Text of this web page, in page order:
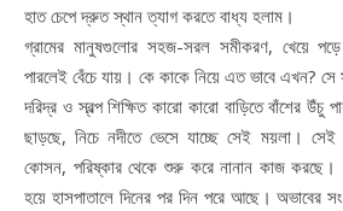
হাত চেপে দ্রুত স্থান ত্যাগ করতে বাধ্য হলাম।
গ্রামের মানুষগুলোর সহজ-সরল সমীকরণ, খেয়ে
পারলেই বেঁচে যায়। কে কাকে নিয়ে এত ভাবে এখন?
দরিদ্র ও স্বল্প শিক্ষিত কারো কারো বাড়িতে বাঁশের উঁচু
ছাড়ছে, নিচে নদীতে ভেসে যাচ্ছে সেই ময়লা।
কোসন, পরিষ্কার থেকে শুরু করে নানান কাজ করছে।
হয়ে হাসপাতালে দিনের পর দিন পরে আছে। অভাবের